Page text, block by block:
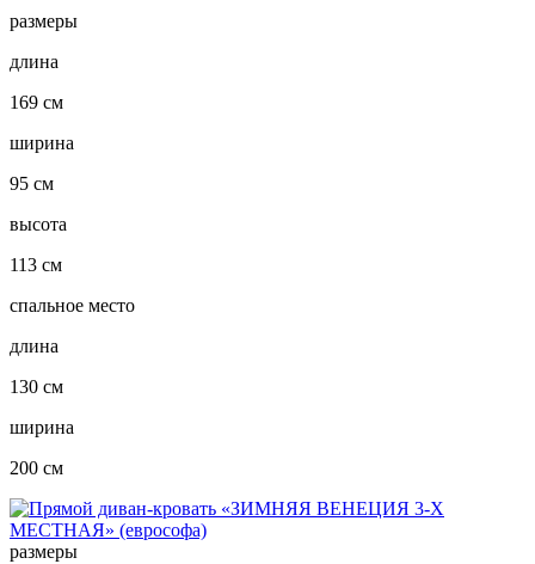
размеры
длина
169 см
ширина
95 см
высота
113 см
спальное место
длина
130 см
ширина
200 см
размеры